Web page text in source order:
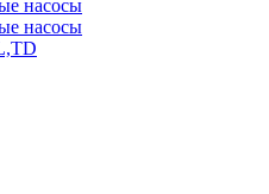
насосы
насосы